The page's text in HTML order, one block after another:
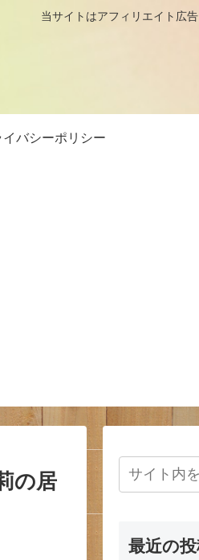
イト広告を利用し
イバシーポリシー
の居
最近の